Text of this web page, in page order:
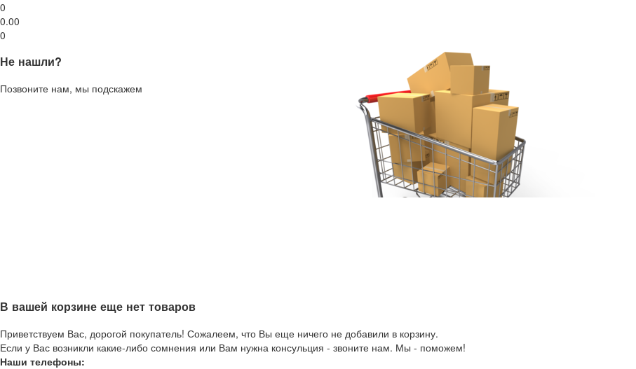
0
0.00
0
Не нашли?
Позвоните нам, мы подскажем
В вашей корзине еще нет товаров
Приветствуем Вас, дорогой покупатель! Сожалеем, что Вы еще ничего не добавили в корзину.
Если у Вас возникли какие-либо сомнения или Вам нужна консульция - звоните нам. Мы - поможем!
Наши телефоны: